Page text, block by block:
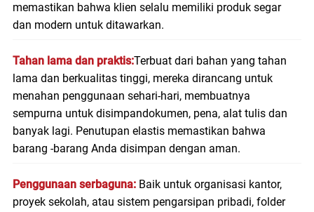
memastikan bahwa klien selalu memiliki produk segar
dan modern untuk ditawarkan.
Tahan lama dan praktis:Terbuat dari bahan yang tahan
lama dan berkualitas tinggi, mereka dirancang untuk
menahan penggunaan sehari-hari, membuatnya
sempurna untuk disimpandokumen, pena, alat tulis dan
banyak lagi. Penutupan elastis memastikan bahwa
barang -barang Anda disimpan dengan aman.
Penggunaan serbaguna: Baik untuk organisasi kantor,
proyek sekolah, atau sistem pengarsipan pribadi, folder